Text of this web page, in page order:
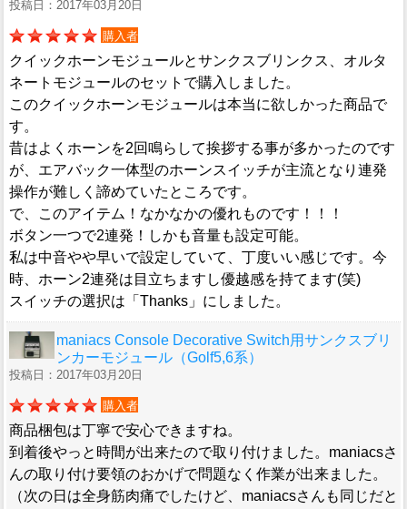
投稿日：2017年03月20日
購入者
クイックホーンモジュールとサンクスブリンクス、オルタ
ネートモジュールのセットで購入しました。
このクイックホーンモジュールは本当に欲しかった商品で
す。
昔はよくホーンを2回鳴らして挨拶する事が多かったのです
が、エアバック一体型のホーンスイッチが主流となり連発
操作が難しく諦めていたところです。
で、このアイテム！なかなかの優れものです！！！
ボタン一つで2連発！しかも音量も設定可能。
私は中音やや早いで設定していて、丁度いい感じです。今
時、ホーン2連発は目立ちますし優越感を持てます(笑)
スイッチの選択は「Thanks」にしました。
maniacs Console Decorative Switch用サンクスブリ
ンカーモジュール（Golf5,6系）
投稿日：2017年03月20日
購入者
商品梱包は丁寧で安心できますね。
到着後やっと時間が出来たので取り付けました。maniacsさ
んの取り付け要領のおかげで問題なく作業が出来ました。
（次の日は全身筋肉痛でしたけど、maniacsさんも同じだと